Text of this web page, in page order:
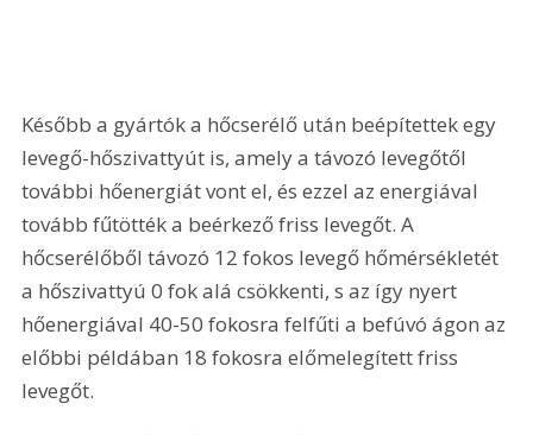
Később a gyártók a hőcserélő után beépítettek egy
levegő-hőszivattyút is, amely a távozó levegőtől
további hőenergiát vont el, és ezzel az energiával
tovább fűtötték a beérkező friss levegőt. A
hőcserélőből távozó 12 fokos levegő hőmérsékletét
a hőszivattyú 0 fok alá csökkenti, s az így nyert
hőenergiával 40-50 fokosra felfűti a befúvó ágon az
előbbi példában 18 fokosra előmelegített friss
levegőt.